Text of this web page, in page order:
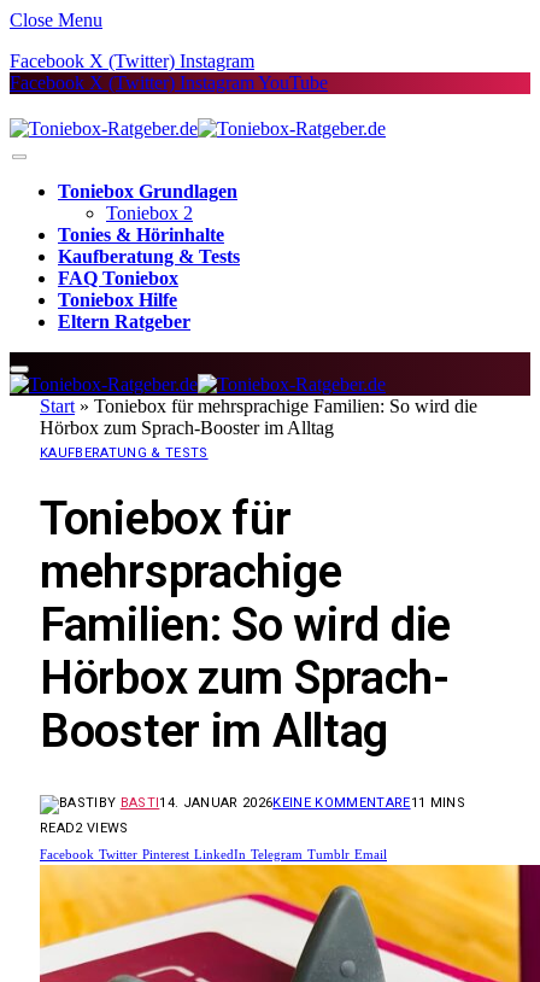
Close Menu
Facebook X (Twitter) Instagram
Facebook X (Twitter) InstagramYouTube
Toniebox Grundlagen
Toniebox 2
Tonies & Hörinhalte
Kaufberatung & Tests
FAQ Toniebox
Toniebox Hilfe
Eltern Ratgeber
Start » Toniebox für mehrsprachige Familien: So wird die
Hörbox zum Sprach-Booster im Alltag
KAUFBERATUNG & TESTS
Toniebox für
mehrsprachige
Familien: So wird die
Hörbox zum Sprach-
Booster im Alltag
BY BASTI14. JANUAR 2026KEINE KOMMENTARE11 MINS
READ2 VIEWS
Facebook Twitter Pinterest LinkedIn Telegram Tumblr Email